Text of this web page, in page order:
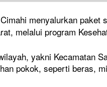
menyalurkan
melalui program
yakni Kecamatan
pokok, seperti beras,